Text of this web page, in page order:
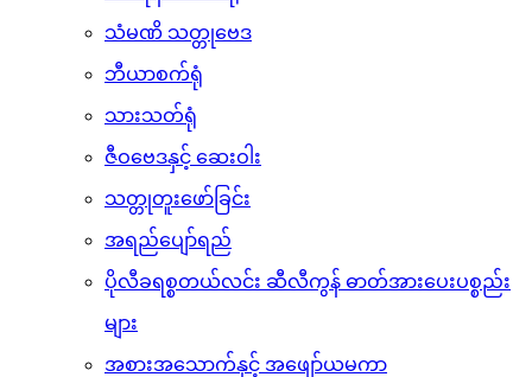
သံမဏိ သတ္တုဗေဒ
ဘီယာစက်ရုံ
သားသတ်ရုံ
ဇီဝဗေဒနှင့် ဆေးဝါး
သတ္တုတူးဖော်ခြင်း
အရည်ပျော်ရည်
ပိုလီခရစ္စတယ်လင်း ဆီလီကွန် ဓာတ်အားပေးပစ္စည်း
များ
အစားအသောက်နှင့် အဖျော်ယမကာ